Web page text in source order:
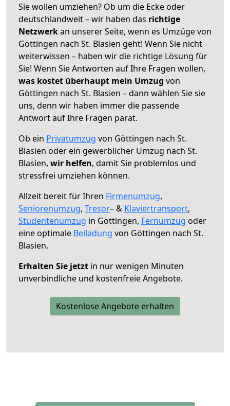
Sie wollen umziehen? Ob um die Ecke oder
deutschlandweit – wir haben das richtige
Netzwerkan unserer Seite, wenn es Umzüge von
Göttingen nach St. Blasien geht! Wenn Sie nicht
weiterwissen – haben wir die richtige Lösung für
Sie! Wenn Sie Antworten auf Ihre Fragen wollen,
was kostet überhaupt mein Umzug von
Göttingen nach St. Blasien – dann wählen Sie sie
uns, denn wir haben immer die passende
Antwort auf Ihre Fragen parat.
Ob ein Privatumzug von Göttingen nach St.
Blasien oder ein gewerblicher Umzug nach St.
Blasien, wir helfen, damit Sie problemlos und
stressfrei umziehen können.
Allzeit bereit für Ihren Firmenumzug,
Seniorenumzug, Tresor– & Klaviertransport,
Studentenumzug in Göttingen, Fernumzug oder
eine optimale Beiladung von Göttingen nach St.
Blasien.
Erhalten Sie jetzt in nur wenigen Minuten
unverbindliche und kostenfreie Angebote.
Kostenlose Angebote erhalten